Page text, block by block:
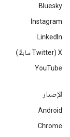
Bluesky
Instagram
LinkedIn
‫X ‏(Twitter سابقًا)
YouTube
الإصدار
Android
Chrome